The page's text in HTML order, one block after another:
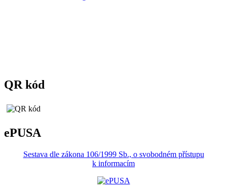
QR kód
ePUSA
Sestava dle zákona 106/1999 Sb., o svobodném přístupu
k informacím